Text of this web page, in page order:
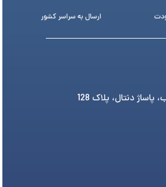
ارسال به سراسر کشور
پاساژ دنتال، پلاک 128